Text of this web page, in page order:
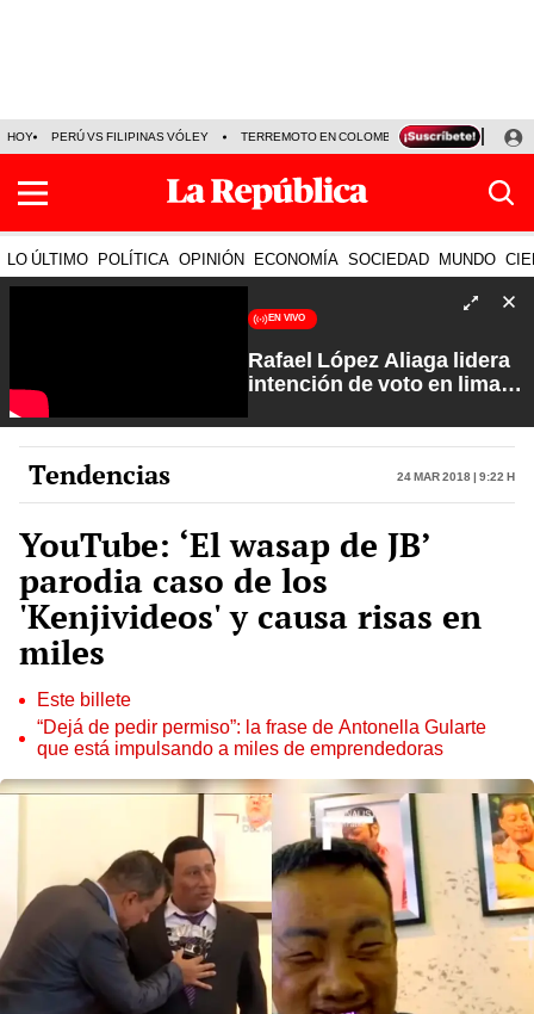
HOY PERÚ VS FILIPINAS VÓLEY TERREMOTO EN COLOMBIA EN VIVO
LO ÚLTIMO POLÍTICA OPINIÓN ECONOMÍA SOCIEDAD MUNDO
EN VIVO
Rafael López Aliaga lidera
intención de voto en lima
con Manuela Camacho
Tendencias 24 Mar 2018 | 9:22 h
YouTube: ‘El wasap de JB’
parodia caso de los
'Kenjivideos' y causa risas en
miles
Este billete
“Dejá de pedir permiso”: la frase de Antonella Gularte
que está impulsando a miles de emprendedoras